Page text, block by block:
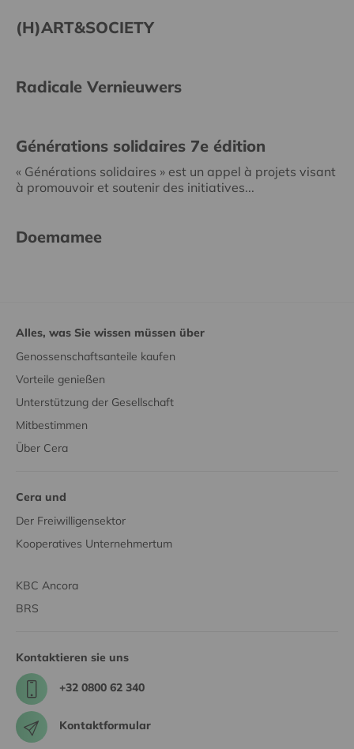
(H)ART&SOCIETY
Radicale Vernieuwers
Générations solidaires 7e édition
« Générations solidaires » est un appel à projets visant
à promouvoir et soutenir des initiatives...
Doemamee
Alles, was Sie wissen müssen über
Genossenschaftsanteile kaufen
Vorteile genießen
Unterstützung der Gesellschaft
Mitbestimmen
Über Cera
Cera und
Der Freiwilligensektor
Kooperatives Unternehmertum
KBC Ancora
BRS
Kontaktieren sie uns
+32 0800 62 340
Kontaktformular